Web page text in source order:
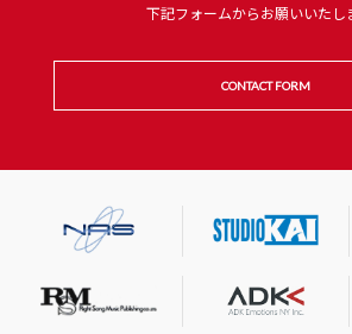
下記フォームからお願いいたし
CONTACT FORM